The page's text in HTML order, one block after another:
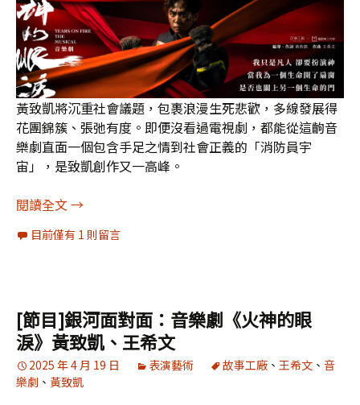
黃致凱將沉重社會議題，包裹浪漫生死悲歡，多線發展得
花團錦簇、張弛有度。即便沒看過電視劇，都能從這齣音
樂劇直面一個包含手足之情到社會正義的「消防員宇
宙」，是致凱創作又一高峰。
閱讀全文[劇評]音樂劇《火神的眼淚》
→
目前僅有 1 則留言
[節目]銀河面對面：音樂劇《火神的眼
淚》黃致凱、王希文
2025 年 4 月 19 日 表演藝術 故事工廠 、 王希文 、 音
樂劇 、 黃致凱